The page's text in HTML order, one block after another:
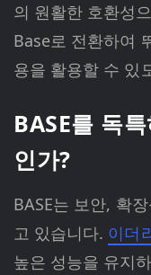
의 원활한 호환성
Base로 전환하여
용을 활용할 수 있
BASE를 독
인가?
BASE는 보안, 확
고 있습니다. 이더
높은 성능을 유지